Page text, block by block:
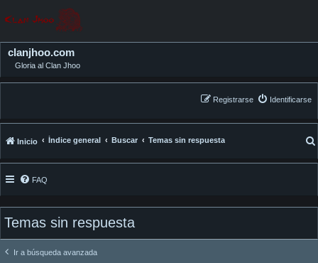
clanjhoo.com
Gloria al Clan Jhoo
Identificarse
Registrarse
Inicio Índice general Buscar Temas sin respuesta
FAQ
Temas sin respuesta
Ir a búsqueda avanzada